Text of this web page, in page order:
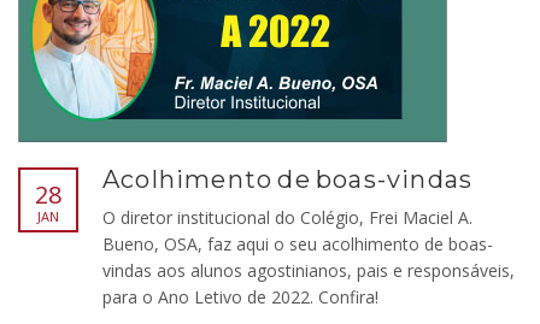
28
JAN
Acolhimento de boas-vindas
O diretor institucional do Colégio, Frei Maciel A.
Bueno, OSA, faz aqui o seu acolhimento de boas-
vindas aos alunos agostinianos, pais e responsáveis,
para o Ano Letivo de 2022. Confira!